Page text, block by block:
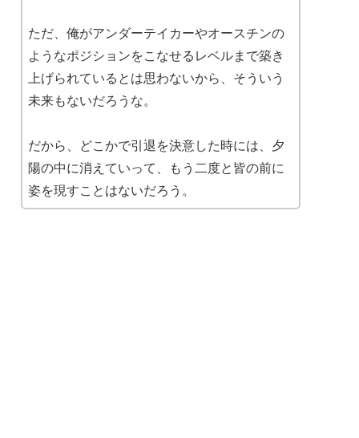
ただ、俺がアンダーテイカーやオースチンの
ようなポジションをこなせるレベルまで築き
上げられているとは思わないから、そういう
未来もないだろうな。
だから、どこかで引退を決意した時には、夕
陽の中に消えていって、もう二度と皆の前に
姿を現すことはないだろう。